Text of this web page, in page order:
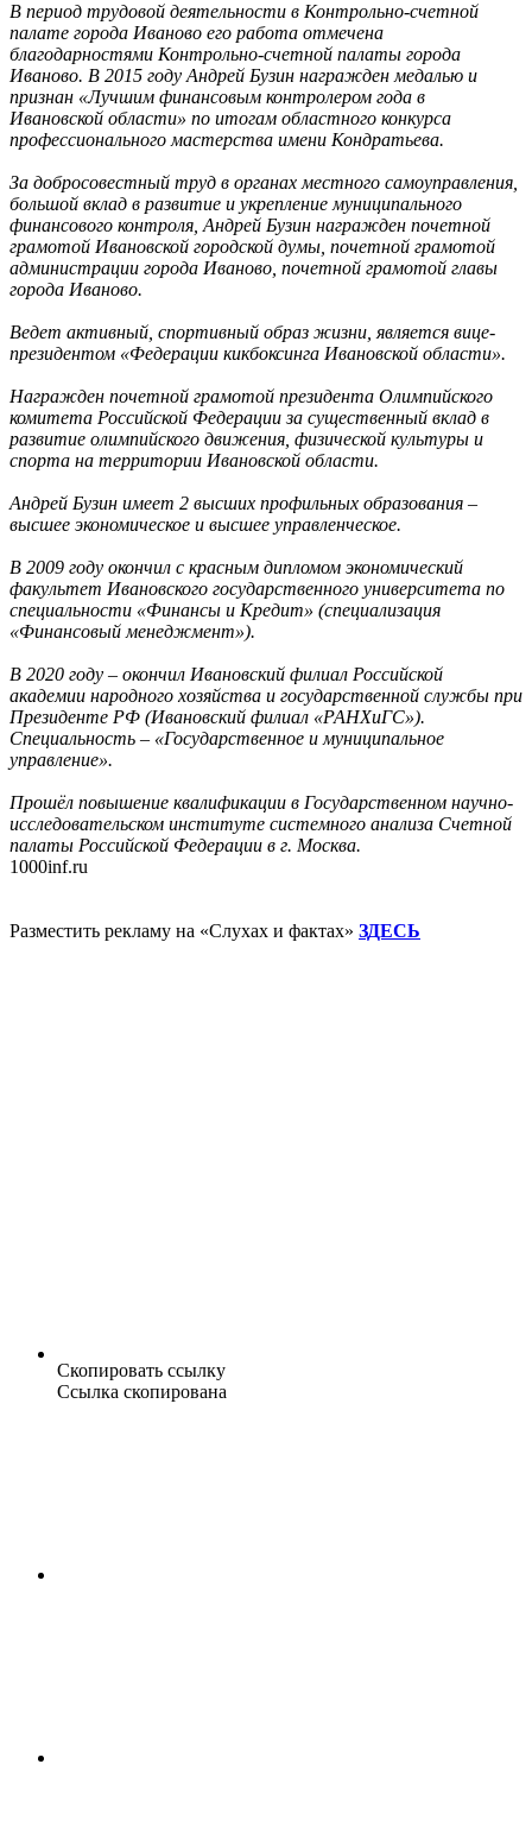
В период трудовой деятельности в Контрольно-счетной
палате города Иваново его работа отмечена
благодарностями Контрольно-счетной палаты города
Иваново. В 2015 году Андрей Бузин награжден медалью и
признан «Лучшим финансовым контролером года в
Ивановской области» по итогам областного конкурса
профессионального мастерства имени Кондратьева.
За добросовестный труд в органах местного самоуправления,
большой вклад в развитие и укрепление муниципального
финансового контроля, Андрей Бузин награжден почетной
грамотой Ивановской городской думы, почетной грамотой
администрации города Иваново, почетной грамотой главы
города Иваново.
Ведет активный, спортивный образ жизни, является вице-
президентом «Федерации кикбоксинга Ивановской области».
Награжден почетной грамотой президента Олимпийского
комитета Российской Федерации за существенный вклад в
развитие олимпийского движения, физической культуры и
спорта на территории Ивановской области.
Андрей Бузин имеет 2 высших профильных образования –
высшее экономическое и высшее управленческое.
В 2009 году окончил с красным дипломом экономический
факультет Ивановского государственного университета по
специальности «Финансы и Кредит» (специализация
«Финансовый менеджмент»).
В 2020 году – окончил Ивановский филиал Российской
академии народного хозяйства и государственной службы при
Президенте РФ (Ивановский филиал «РАНХиГС»).
Специальность – «Государственное и муниципальное
управление».
Прошёл повышение квалификации в Государственном научно-
исследовательском институте системного анализа Счетной
палаты Российской Федерации в г. Москва.
1000inf.ru
Разместить рекламу на «Слухах и фактах» ЗДЕСЬ
Скопировать ссылку
Ссылка скопирована